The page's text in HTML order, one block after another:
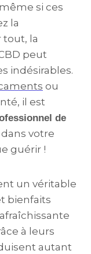
si ces
la
tout, la
peut
indésirables.
ou
il est
de
votre
guérir !
un véritable
bienfaits
à leurs
autant